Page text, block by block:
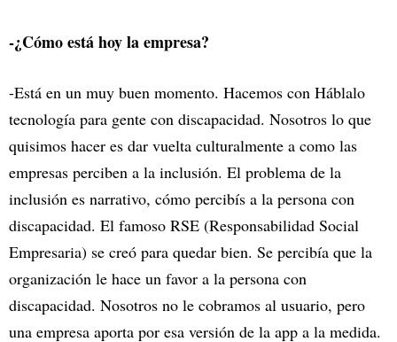
-¿Cómo está hoy la empresa?
-Está en un muy buen momento. Hacemos con Háblalo
tecnología para gente con discapacidad. Nosotros lo que
quisimos hacer es dar vuelta culturalmente a como las
empresas perciben a la inclusión. El problema de la
inclusión es narrativo, cómo percibís a la persona con
discapacidad. El famoso RSE (Responsabilidad Social
Empresaria) se creó para quedar bien. Se percibía que la
organización le hace un favor a la persona con
discapacidad. Nosotros no le cobramos al usuario, pero
una empresa aporta por esa versión de la app a la medida.